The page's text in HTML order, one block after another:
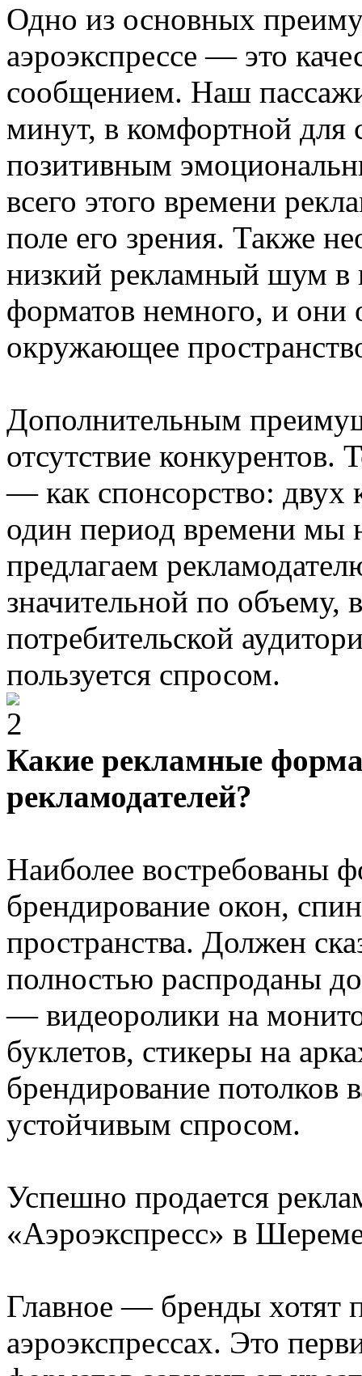
Одно из основных
аэроэкспрессе — это
сообщением. Наш
минут, в комфортной для
позитивным
всего этого времени
поле его зрения. Также
низкий рекламный шум
форматов немного, и они
окружающее
Дополнительным
отсутствие конкурентов.
— как спонсорство: двух
один период времени мы
предлагаем
значительной по объему,
потребительской
пользуется спросом.
Какие рекламные
рекламодателей?
Наиболее востребованы
брендирование окон,
пространства. Должен
полностью распроданы
— видеоролики на
буклетов, стикеры на
брендирование потолков
устойчивым спросом.
Успешно продается
«Аэроэкспресс» в
Главное — бренды хотят
аэроэкспрессах. Это